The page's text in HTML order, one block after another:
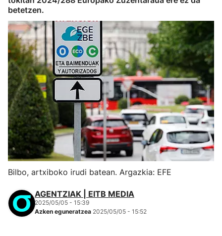
betetzen.
Bilbo, artxiboko irudi batean. Argazkia: EFE
AGENTZIAK | EITB MEDIA
2025/05/05 - 15:39
Azken eguneratzea 2025/05/05 - 15:52